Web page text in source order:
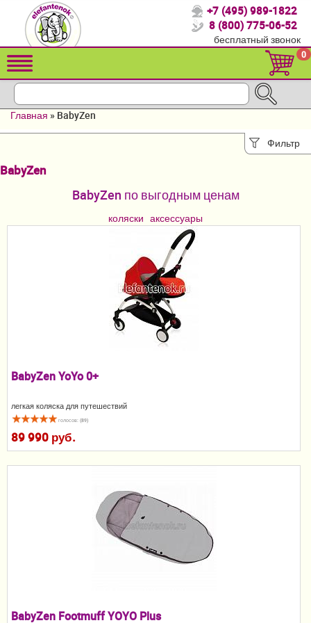
Спасибо, что выбрали нас!
Распродажа!
Детские коляски
Постельные принадлежности
Гигиена и уход
Качели, шезлонги
Манежи
Безопасность ребенка
Ходунки и прыгунки
Игры и развитие
Принадлежности для выписки
Кенгуру и слинги
+7 (495) 989-1822
8 (800) 775-06-52
бесплатный звонок
0
Главная » BabyZen
Фильтр
BabyZen
BabyZen по выгодным ценам
коляски аксессуары
BabyZen YoYo 0+
легкая коляска для путешествий
голосов: (89)
89 990 руб.
BabyZen Footmuff YOYO Plus